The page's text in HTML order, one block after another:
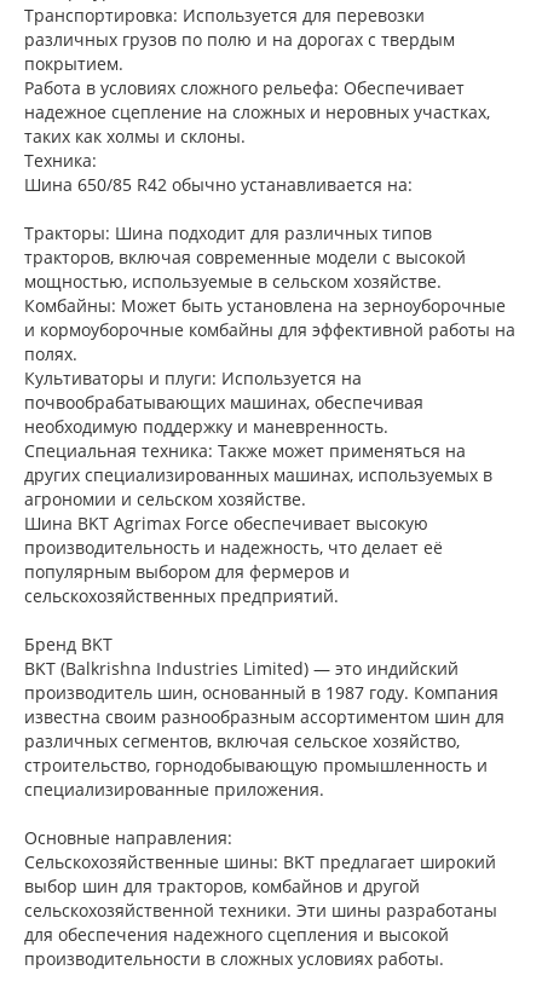
Транспортировка: Используется для перевозки
различных грузов по полю и на дорогах с твердым
покрытием.
Работа в условиях сложного рельефа: Обеспечивает
надежное сцепление на сложных и неровных участках,
таких как холмы и склоны.
Техника:
Шина 650/85 R42 обычно устанавливается на:
Тракторы: Шина подходит для различных типов
тракторов, включая современные модели с высокой
мощностью, используемые в сельском хозяйстве.
Комбайны: Может быть установлена на зерноуборочные
и кормоуборочные комбайны для эффективной работы на
полях.
Культиваторы и плуги: Используется на
почвообрабатывающих машинах, обеспечивая
необходимую поддержку и маневренность.
Специальная техника: Также может применяться на
других специализированных машинах, используемых в
агрономии и сельском хозяйстве.
Шина BKT Agrimax Force обеспечивает высокую
производительность и надежность, что делает её
популярным выбором для фермеров и
сельскохозяйственных предприятий.
Бренд BKT
BKT (Balkrishna Industries Limited) — это индийский
производитель шин, основанный в 1987 году. Компания
известна своим разнообразным ассортиментом шин для
различных сегментов, включая сельское хозяйство,
строительство, горнодобывающую промышленность и
специализированные приложения.
Основные направления:
Сельскохозяйственные шины: BKT предлагает широкий
выбор шин для тракторов, комбайнов и другой
сельскохозяйственной техники. Эти шины разработаны
для обеспечения надежного сцепления и высокой
производительности в сложных условиях работы.